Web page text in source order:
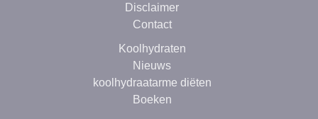
Disclaimer
Contact
Koolhydraten
Nieuws
koolhydraatarme diëten
Boeken